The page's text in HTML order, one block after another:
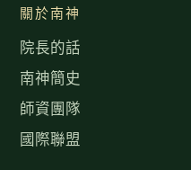
關於南神
院長的話
南神簡史
師資團隊
國際聯盟